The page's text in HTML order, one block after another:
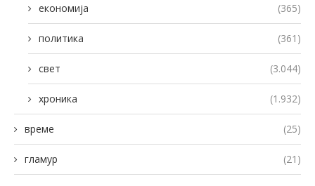
економија (365)
политика (361)
свет (3.044)
хроника (1.932)
време (25)
гламур (21)